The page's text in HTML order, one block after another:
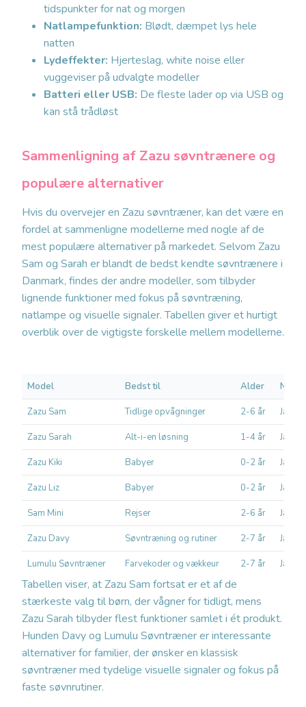
tidspunkter for nat og morgen
Natlampefunktion: Blødt, dæmpet lys hele
natten
Lydeffekter: Hjerteslag, white noise eller
vuggeviser på udvalgte modeller
Batteri eller USB: De fleste lader op via USB og
kan stå trådløst
Sammenligning af Zazu søvntrænere og
populære alternativer
Hvis du overvejer en Zazu søvntræner, kan det være en
fordel at sammenligne modellerne med nogle af de
mest populære alternativer på markedet. Selvom Zazu
Sam og Sarah er blandt de bedst kendte søvntrænere i
Danmark, findes der andre modeller, som tilbyder
lignende funktioner med fokus på søvntræning,
natlampe og visuelle signaler. Tabellen giver et hurtigt
overblik over de vigtigste forskelle mellem modellerne.
Model Bedst til Alder
Zazu Sam Tidlige opvågninger 2-6 år Ja
Zazu Sarah Alt-i-en løsning 1-4 år Ja
Zazu Kiki Babyer 0-2 år Ja
Zazu Liz Babyer 0-2 år Ja
Sam Mini Rejser 2-6 år Ja
Zazu Davy Søvntræning og rutiner 2-7 år Ja
Lumulu Søvntræner Farvekoder og vækkeur 2-7 år Ja
Tabellen viser, at Zazu Sam fortsat er et af de
stærkeste valg til børn, der vågner for tidligt, mens
Zazu Sarah tilbyder flest funktioner samlet i ét produkt.
Hunden Davy og Lumulu Søvntræner er interessante
alternativer for familier, der ønsker en klassisk
søvntræner med tydelige visuelle signaler og fokus på
faste søvnrutiner.